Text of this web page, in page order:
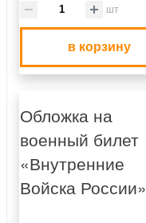
шт
в корзину
Обложка на
военный билет
«Внутренние
Войска России»